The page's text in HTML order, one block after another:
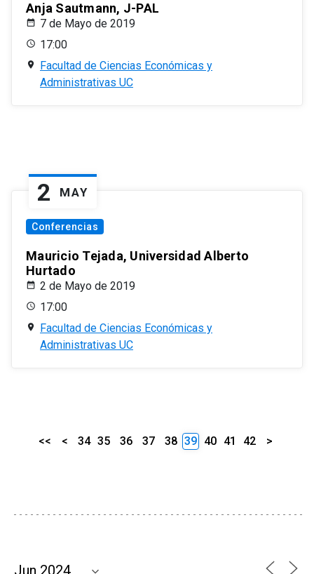
Anja Sautmann, J-PAL
7 de Mayo de 2019
17:00
Facultad de Ciencias Económicas y
Administrativas UC
2 MAY
Conferencias
Mauricio Tejada, Universidad Alberto
Hurtado
2 de Mayo de 2019
17:00
Facultad de Ciencias Económicas y
Administrativas UC
<< < 34 35 36 37 38 39 40 41 42 >